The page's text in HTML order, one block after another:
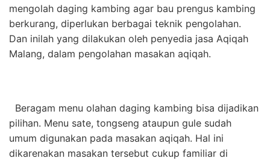
mengolah daging kambing agar bau prengus kambing
berkurang, diperlukan berbagai teknik pengolahan.
Dan inilah yang dilakukan oleh penyedia jasa Aqiqah
Malang, dalam pengolahan masakan aqiqah.
Beragam menu olahan daging kambing bisa dijadikan
pilihan. Menu sate, tongseng ataupun gule sudah
umum digunakan pada masakan aqiqah. Hal ini
dikarenakan masakan tersebut cukup familiar di